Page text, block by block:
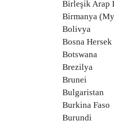
Birleşik Arap
Birmanya
Bolivya
Bosna Hersek
Botswana
Brezilya
Brunei
Bulgaristan
Burkina Faso
Burundi